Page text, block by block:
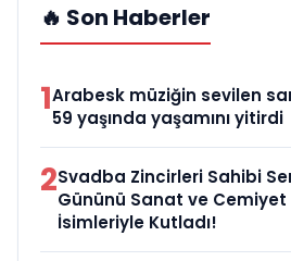
🔥 Son Haberler
1Arabesk müziğin sevilen
59 yaşında yaşamını yitirdi
2Svadba Zincirleri Sahibi
Gününü Sanat ve Cemiyet
İsimleriyle Kutladı!